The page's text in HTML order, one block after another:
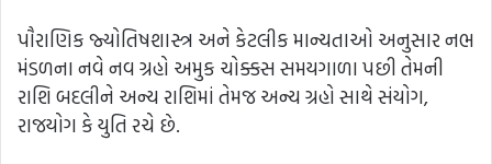
પૌરાણિક જ્યોતિષશાસ્ત્ર અને કેટલીક માન્યતાઓ અનુસાર નભ
મંડળના નવે નવ ગ્રહો અમુક ચોક્કસ સમયગાળા પછી તેમની
રાશિ બદલીને અન્ય રાશિમાં તેમજ અન્ય ગ્રહો સાથે સંયોગ,
રાજયોગ કે યુતિ રચે છે.